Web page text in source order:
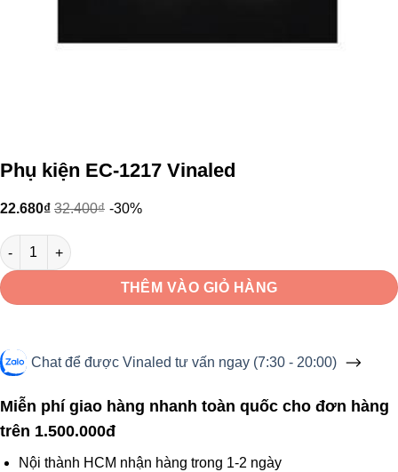
Phụ kiện EC-1217 Vinaled
22.680₫ 32.400₫ -30%
Phụ kiện EC-1217 Vinaled số lượng
THÊM VÀO GIỎ HÀNG
Chat để được Vinaled tư vấn ngay (7:30 - 20:00)
Miễn phí giao hàng nhanh toàn quốc cho đơn hàng
trên 1.500.000đ
Nội thành HCM nhận hàng trong 1-2 ngày